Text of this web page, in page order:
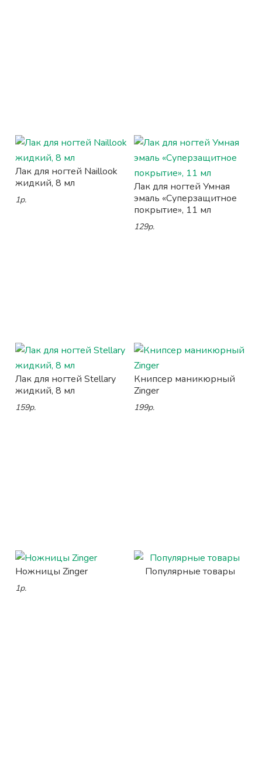
Лак для ногтей Naillook
жидкий, 8 мл
1р.
Лак для ногтей Умная
эмаль «Суперзащитное
покрытие», 11 мл
129р.
Лак для ногтей Stellary
жидкий, 8 мл
159р.
Книпсер маникюрный
Zinger
199р.
Ножницы Zinger
1р.
Популярные товары